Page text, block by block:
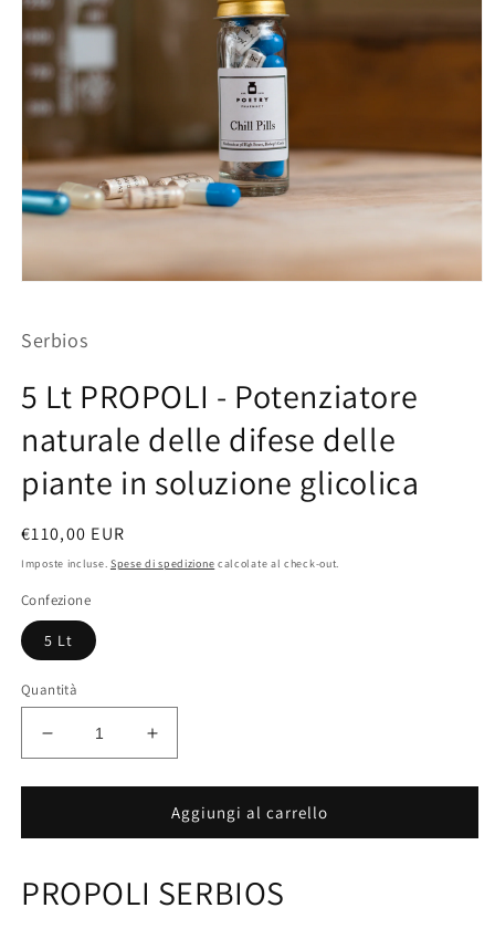
1
modale
Serbios
5 Lt PROPOLI - Potenziatore
naturale delle difese delle
piante in soluzione glicolica
Prezzo
di
€110,00 EUR
Imposte incluse. Spese di spedizione calcolate al check-out.
Confezione
5 Lt
Quantità
Diminuisci
quantità
per
Lt
-
Potenziatore
Aumenta
quantità
per
Lt
Potenziatore
Aggiungi al carrello
PROPOLI SERBIOS